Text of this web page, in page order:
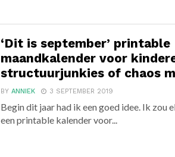
‘Dit is september’ printable
maandkalender voor
structuurjunkies of chaos
BYANNIEK 3 SEPTEMBER 2019
Begin dit jaar had ik een goed idee. Ik zou
een printable kalender voor...